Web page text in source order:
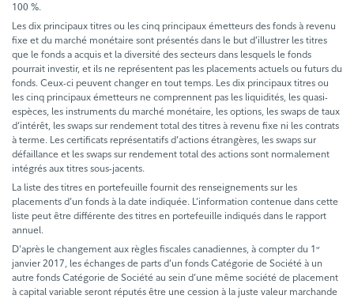
100 %.
Les dix principaux titres ou les cinq principaux émetteurs des fonds à revenu
fixe et du marché monétaire sont présentés dans le but d’illustrer les titres
que le fonds a acquis et la diversité des secteurs dans lesquels le fonds
pourrait investir, et ils ne représentent pas les placements actuels ou futurs du
fonds. Ceux-ci peuvent changer en tout temps. Les dix principaux titres ou
les cinq principaux émetteurs ne comprennent pas les liquidités, les quasi-
espèces, les instruments du marché monétaire, les options, les swaps de taux
d’intérêt, les swaps sur rendement total des titres à revenu fixe ni les contrats
à terme. Les certificats représentatifs d’actions étrangères, les swaps sur
défaillance et les swaps sur rendement total des actions sont normalement
intégrés aux titres sous-jacents.
La liste des titres en portefeuille fournit des renseignements sur les
placements d’un fonds à la date indiquée. L’information contenue dans cette
liste peut être différente des titres en portefeuille indiqués dans le rapport
annuel.
D'après le changement aux règles fiscales canadiennes, à compter du 1 er
janvier 2017, les échanges de parts d’un fonds Catégorie de Société à un
autre fonds Catégorie de Société au sein d’une même société de placement
à capital variable seront réputés être une cession à la juste valeur marchande